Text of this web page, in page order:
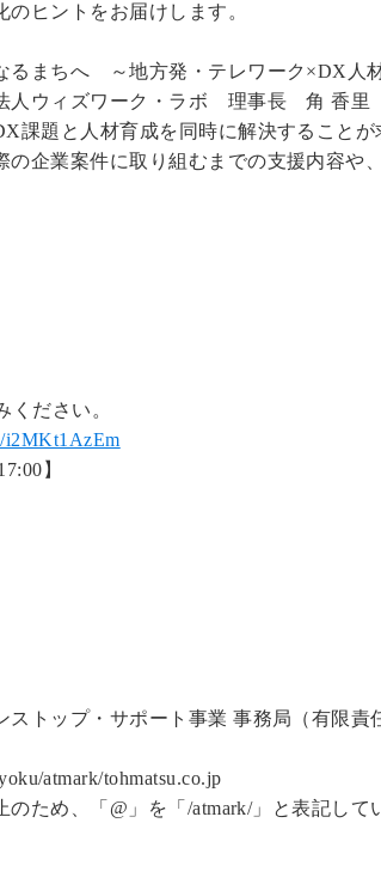
ヒントをお届けします。
るまちへ ～地方発・テレワーク×DX人
人ウィズワーク・ラボ 理事長 角 香
題と人材育成を同時に解決すること
の企業案件に取り組むまでの支援内容や
ください。
i2MKt1AzEm
】
ストップ・サポート事業 事務局（有限責
atmark/tohmatsu.co.jp
のため、「@」を「/atmark/」と表記して